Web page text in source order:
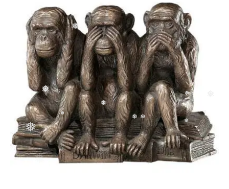
❅
❅
❅
❅
❅
❅
❅ ❅
❅
❅